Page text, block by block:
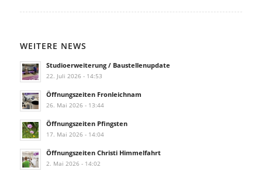
WEITERE NEWS
Studioerweiterung / Baustellenupdate
22. Juli 2026 - 14:53
Öffnungszeiten Fronleichnam
26. Mai 2026 - 13:44
Öffnungszeiten Pfingsten
17. Mai 2026 - 14:04
Öffnungszeiten Christi Himmelfahrt
2. Mai 2026 - 14:02